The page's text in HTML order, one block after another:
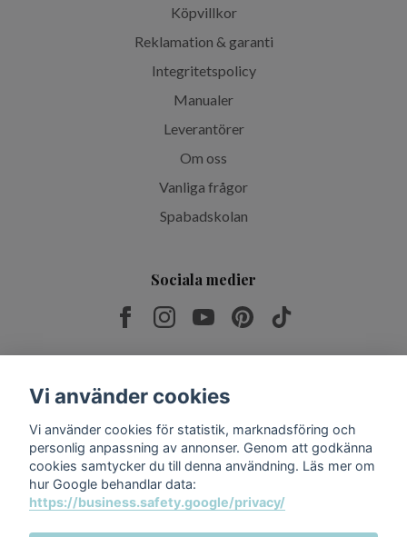
Köpvillkor
Reklamation & garanti
Integritetspolicy
Manualer
Leverantörer
Om oss
Vanliga frågor
Spabadskolan
Sociala medier
Prenumerera på vårt nyhetsbrev
Prenumerera
Vi använder cookies
Vi använder cookies för statistik, marknadsföring och
personlig anpassning av annonser. Genom att godkänna
cookies samtycker du till denna användning. Läs mer om
hur Google behandlar data:
https://business.safety.google/privacy/